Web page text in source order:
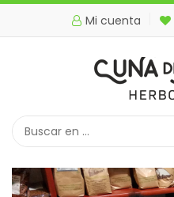
Mi cuenta